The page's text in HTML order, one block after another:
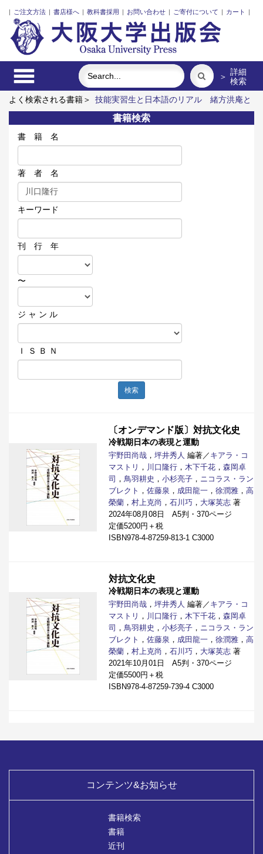
| ご注文方法 | 書店様へ | 教科書採用 | お問い合わせ | ご寄付について | カート |
＞ 詳細
検索
よく検索される書籍＞
技能実習生と日本語のリアル
緒方洪庵と
適塾
戦後「中国系」亡命文学者と越境する想像力
よみがえる
適塾
邪馬台国から大和政権へ インドネシア語
書籍検索
書 籍 名
著 者 名
キーワード
刊 行 年
〜
ジ ャ ン ル
Ｉ Ｓ Ｂ Ｎ
検索
〔オンデマンド版〕対抗文化史
冷戦期日本の表現と運動
宇野田尚哉 ， 坪井秀人 編著／ キアラ・コ
マストリ ， 川口隆行 ， 木下千花 ， 森岡卓
司 ， 鳥羽耕史 ， 小杉亮子 ， ニコラス・ラン
ブレクト ， 佐藤泉 ， 成田龍一 ， 徐潤雅 ， 高
榮蘭 ， 村上克尚 ， 石川巧 ， 大塚英志 著
2024年08月08日 A5判・370ページ
定価5200円＋税
ISBN978-4-87259-813-1 C3000
対抗文化史
冷戦期日本の表現と運動
宇野田尚哉 ， 坪井秀人 編著／ キアラ・コ
マストリ ， 川口隆行 ， 木下千花 ， 森岡卓
司 ， 鳥羽耕史 ， 小杉亮子 ， ニコラス・ラン
ブレクト ， 佐藤泉 ， 成田龍一 ， 徐潤雅 ， 高
榮蘭 ， 村上克尚 ， 石川巧 ， 大塚英志 著
2021年10月01日 A5判・370ページ
定価5500円＋税
ISBN978-4-87259-739-4 C3000
コンテンツ&お知らせ
書籍検索
書籍
近刊